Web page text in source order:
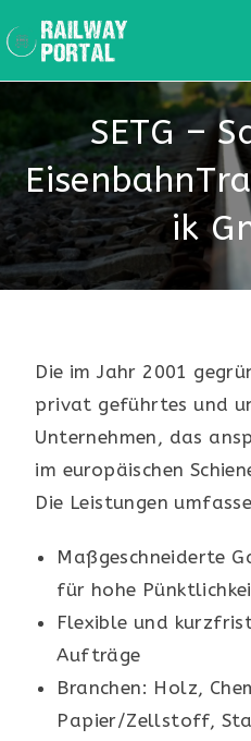
SETG –
ik
Die im Jahr 2001
privat geführtes und
Unternehmen, das
im europäischen
Die Leistungen
Maßgeschneiderte
für hohe
Flexible und
Aufträge
Branchen: Holz,
Papier/Zellstoff,